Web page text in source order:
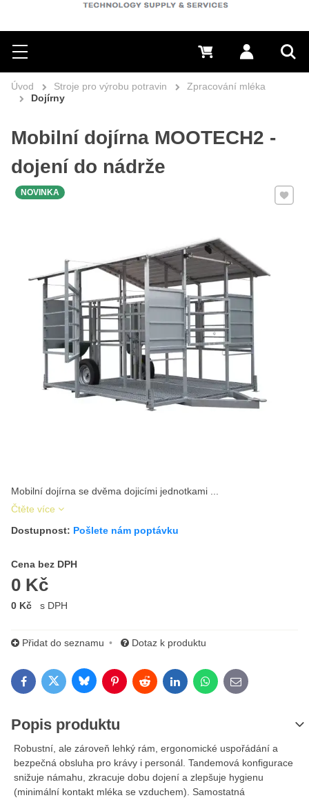
Hledat
Menu Přihlásit se
0 Kč
Úvod Stroje pro výrobu potravin
Zpracování mléka
Dojírny
Mobilní dojírna MOOTECH2 -
dojení do nádrže
Mobilní dojírna se dvěma dojicími jednotkami ...
Čtěte více
Přidat
NOVINKA
Dostupnost: Pošlete nám poptávku
Cena bez DPH
0 Kč
Cena s DPH
0 Kč s DPH
Přidat do seznamu Dotaz k produktu
FacebookTwitterBlueskyPinterestRedditLinkedInWhatsApp
E-mail
Popis produktu
Robustní, ale zároveň lehký rám, ergonomické uspořádání a
bezpečná obsluha pro krávy i personál. Tandemová konfigurace
snižuje námahu, zkracuje dobu dojení a zlepšuje hygienu
(minimální kontakt mléka se vzduchem). Samostatná